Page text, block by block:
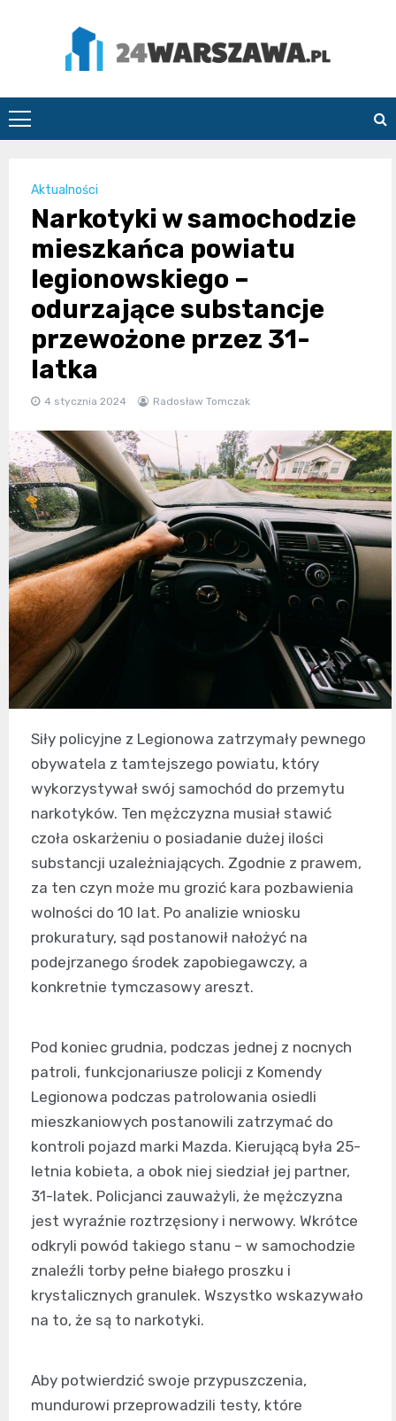
24Warszawa.pl
Aktualności
Narkotyki w samochodzie
mieszkańca powiatu
legionowskiego –
odurzające substancje
przewożone przez 31-
latka
4 stycznia 2024 Radosław Tomczak
Siły policyjne z Legionowa zatrzymały pewnego
obywatela z tamtejszego powiatu, który
wykorzystywał swój samochód do przemytu
narkotyków. Ten mężczyzna musiał stawić
czoła oskarżeniu o posiadanie dużej ilości
substancji uzależniających. Zgodnie z prawem,
za ten czyn może mu grozić kara pozbawienia
wolności do 10 lat. Po analizie wniosku
prokuratury, sąd postanowił nałożyć na
podejrzanego środek zapobiegawczy, a
konkretnie tymczasowy areszt.
Pod koniec grudnia, podczas jednej z nocnych
patroli, funkcjonariusze policji z Komendy
Legionowa podczas patrolowania osiedli
mieszkaniowych postanowili zatrzymać do
kontroli pojazd marki Mazda. Kierującą była 25-
letnia kobieta, a obok niej siedział jej partner,
31-latek. Policjanci zauważyli, że mężczyzna
jest wyraźnie roztrzęsiony i nerwowy. Wkrótce
odkryli powód takiego stanu – w samochodzie
znaleźli torby pełne białego proszku i
krystalicznych granulek. Wszystko wskazywało
na to, że są to narkotyki.
Aby potwierdzić swoje przypuszczenia,
mundurowi przeprowadzili testy, które